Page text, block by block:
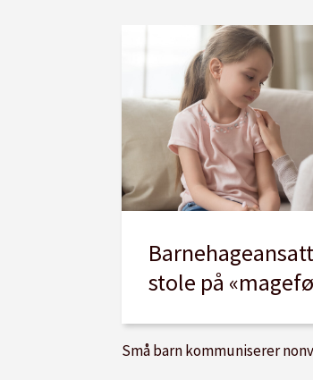
stole på
Små barn kommuniserer